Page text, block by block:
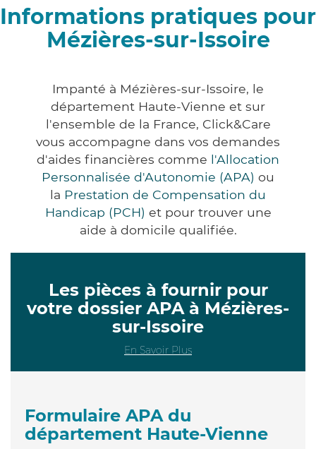
Informations pratiques pour
Mézières-sur-Issoire
Impanté à Mézières-sur-Issoire, le
département Haute-Vienne et sur
l'ensemble de la France, Click&Care
vous accompagne dans vos demandes
d'aides financières comme l'Allocation
Personnalisée d'Autonomie (APA) ou
la Prestation de Compensation du
Handicap (PCH) et pour trouver une
aide à domicile qualifiée.
Les pièces à fournir pour
votre dossier APA à Mézières-
sur-Issoire
En Savoir Plus
Formulaire APA du
département Haute-Vienne